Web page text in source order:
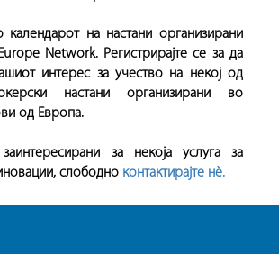
календарот на настани организирани
Network. Регистрирајте се за да
интерес за учество на некој од
настани организирани во
од Европа.
за некоја услуга за
слободно контактирајте нè.